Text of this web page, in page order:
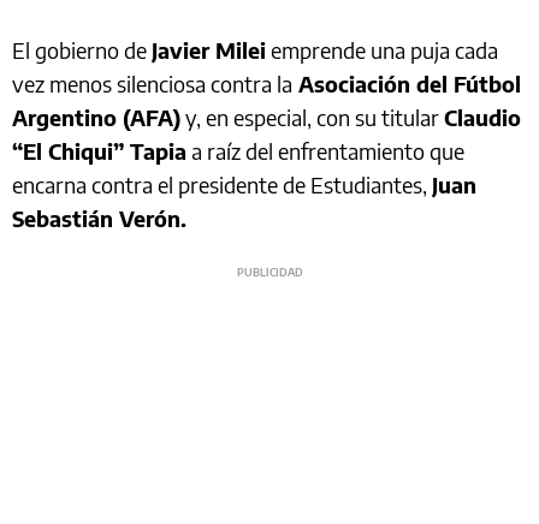
El gobierno de Javier Mileiemprende una puja cada
vez menos silenciosa contra la Asociación del Fútbol
Argentino (AFA)y, en especial, con su titularClaudio
“El Chiqui” Tapia a raíz del enfrentamiento que
encarna contra el presidente de Estudiantes, Juan
Sebastián Verón.